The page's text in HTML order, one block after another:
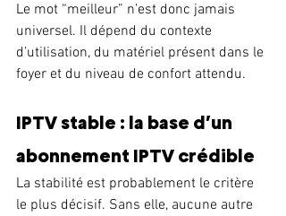
Le mot “meilleur” n’est donc jamais
universel. Il dépend du contexte
d’utilisation, du matériel présent dans le
foyer et du niveau de confort attendu.
IPTV stable : la base d’un
abonnement IPTV crédible
La stabilité est probablement le critère
le plus décisif. Sans elle, aucune autre